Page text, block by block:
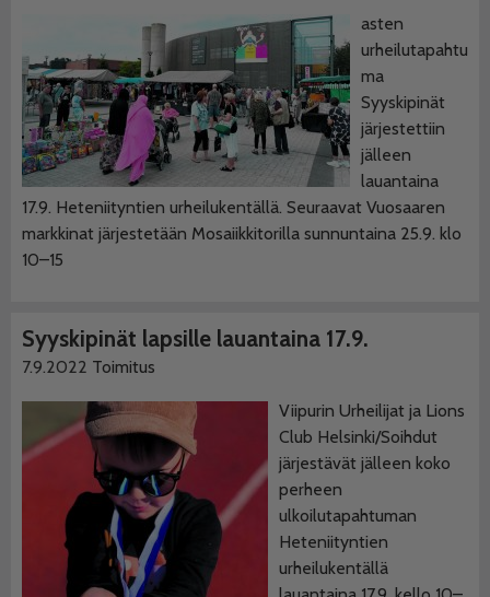
asten
urheilutapahtu
ma
Syyskipinät
järjestettiin
jälleen
lauantaina
17.9. Heteniityntien urheilukentällä. Seuraavat Vuosaaren
markkinat järjestetään Mosaiikkitorilla sunnuntaina 25.9. klo
10–15
Syyskipinät lapsille lauantaina 17.9.
7.9.2022 Toimitus
Viipurin Urheilijat ja Lions
Club Helsinki/Soihdut
järjestävät jälleen koko
perheen
ulkoilutapahtuman
Heteniityntien
urheilukentällä